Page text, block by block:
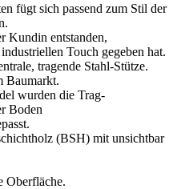
fügt sich passend zum Stil der
Kundin entstanden,
Touch gegeben hat.
tragende Stahl-Stütze.
Baumarkt.
wurden die Trag-
Boden
(BSH) mit unsichtbar
Oberfläche.